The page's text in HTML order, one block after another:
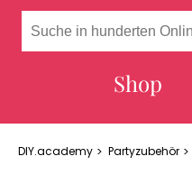
Shop
DIY.academy Partyzubehör